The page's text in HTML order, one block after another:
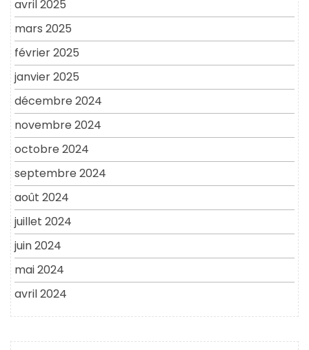
avril 2025
mars 2025
février 2025
janvier 2025
décembre 2024
novembre 2024
octobre 2024
septembre 2024
août 2024
juillet 2024
juin 2024
mai 2024
avril 2024